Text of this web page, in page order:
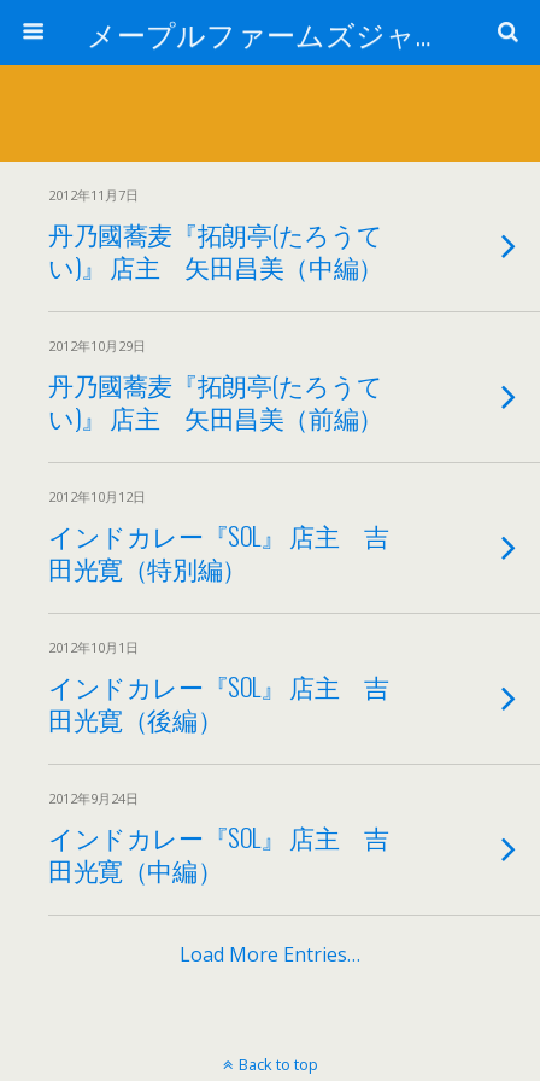
メープルファームズジャパン
2012年11月7日
丹乃國蕎麦『拓朗亭(たろうて
い)』 店主 矢田昌美（中編）
2012年10月29日
丹乃國蕎麦『拓朗亭(たろうて
い)』 店主 矢田昌美（前編）
2012年10月12日
インドカレー『SOL』 店主 吉
田光寛（特別編）
2012年10月1日
インドカレー『SOL』 店主 吉
田光寛（後編）
2012年9月24日
インドカレー『SOL』 店主 吉
田光寛（中編）
Load More Entries…
Back to top